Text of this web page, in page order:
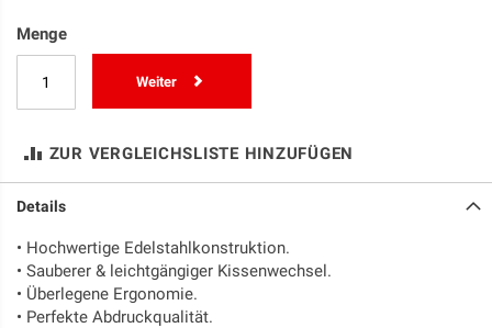
Menge
Weiter
ZUR VERGLEICHSLISTE HINZUFÜGEN
Details
• Hochwertige Edelstahlkonstruktion.
• Sauberer & leichtgängiger Kissenwechsel.
• Überlegene Ergonomie.
• Perfekte Abdruckqualität.